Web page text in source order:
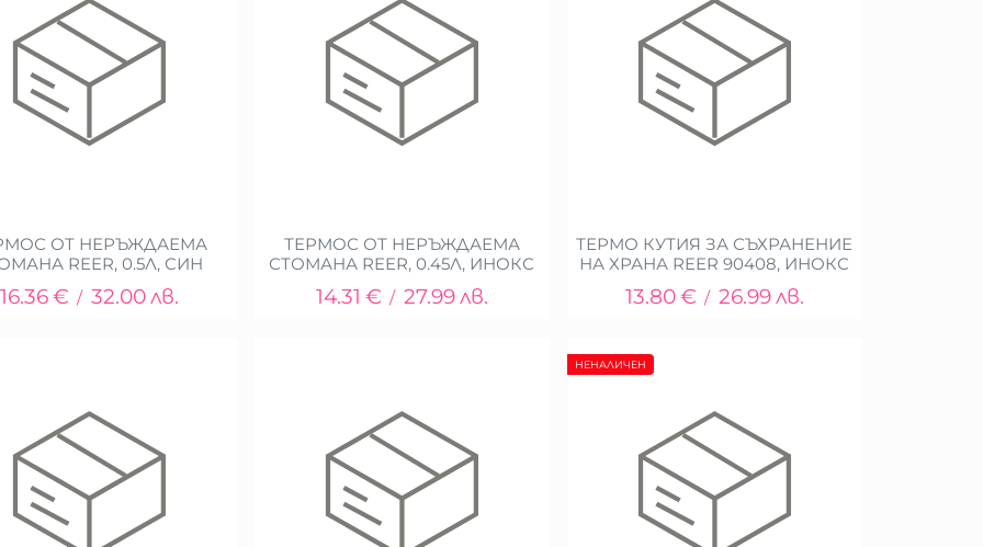
ОТ НЕРЪЖДАЕМА
REER, 0.5Л, СИН
16.36€ / 32.00лв.
ТЕРМОС ОТ НЕРЪЖДАЕМА
СТОМАНА REER, 0.45Л, ИНОКС
14.31 € / 27.99лв.
ТЕРМО КУТИЯ ЗА СЪХРАНЕНИЕ
НА ХРАНА REER 90408, ИНОКС
13.80€ / 26.99лв.
НЕНАЛИЧЕН